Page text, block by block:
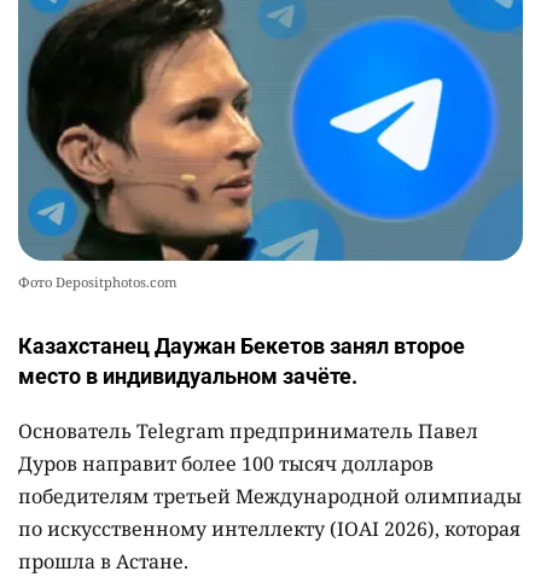
Фото Depositphotos.com
Казахстанец Даужан Бекетов занял второе
место в индивидуальном зачёте.
Основатель Telegram предприниматель Павел
Дуров направит более 100 тысяч долларов
победителям третьей Международной олимпиады
по искусственному интеллекту (IOAI 2026), которая
прошла в Астане.